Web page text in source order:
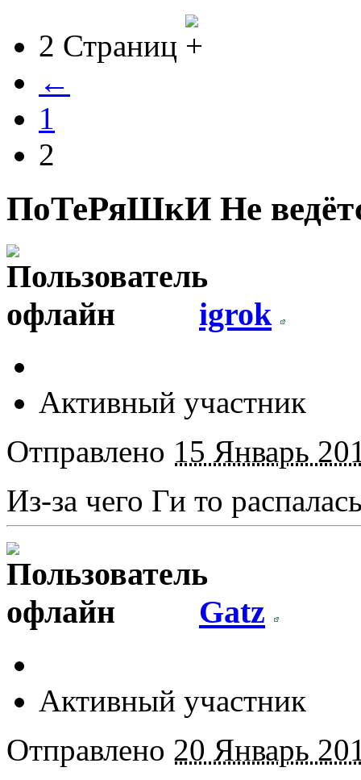
2 Страниц
←
1
2
ПоТеРяШкИ Не
igrok
Активный участник
Отправлено 15 Январь
Из-за чего Ги то
Gatz
Активный участник
Отправлено 20 Январь